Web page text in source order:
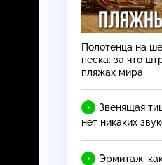
Полотенца на
песка: за что
пляжах мира
Звенящая
нет никаких
Эрмитаж: